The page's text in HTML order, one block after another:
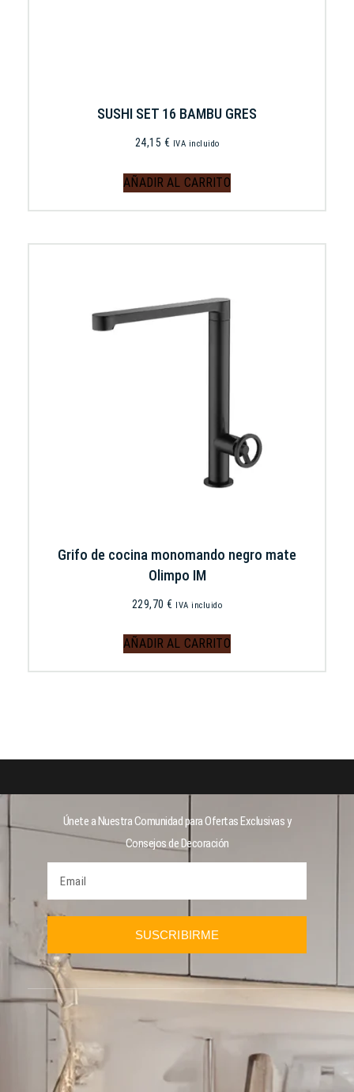
SUSHI SET 16 BAMBU GRES
24,15 € IVA incluido
AÑADIR AL CARRITO
Grifo de cocina monomando negro mate
Olimpo IM
229,70€ IVA incluido
AÑADIR AL CARRITO
Únete a Nuestra Comunidad para Ofertas Exclusivas y
Consejos de Decoración
SUSCRIBIRME